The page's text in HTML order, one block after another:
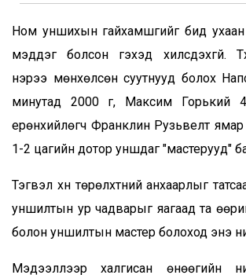
Ном уншихын гайхамшгийг бид ухаан
мэддэг болсон гэхэд хилсдэхгүй.
нэрээ мөнхөлсөн суутнууд болох
минутад 2000 үг, Максим Горький
ерөнхийлөгч Франклин Рузьвелт
1-2 цагийн дотор уншдаг "мастерууд"
Тэгвэл хүн төрөлхтний анхаарлыг
уншилтын ур чадварыг яагаад та
болон уншилтын мастер болоход энэ
Мэдээллээр халгисан өнөөгийн